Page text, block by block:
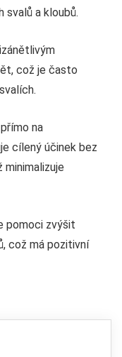
a kloubů.
což je často
na
cílený účinek bez
pomoci zvýšit
což má pozitivní